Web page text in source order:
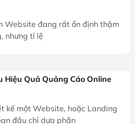
Website đang rất ổn định thậm
nhưng tỉ lệ
Hiệu Quả Quảng Cáo Online
kế một Website, hoặc Landing
đầu chỉ dựa phần